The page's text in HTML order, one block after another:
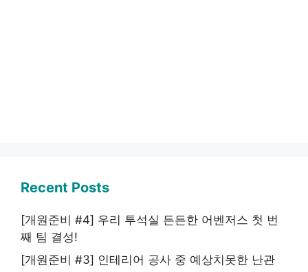
Recent Posts
[개원준비 #4] 우리 투석실 든든한 어벤저스 첫 번
째 팀 결성!
[개원준비 #3] 인테리어 공사 중 예상치못한 난관